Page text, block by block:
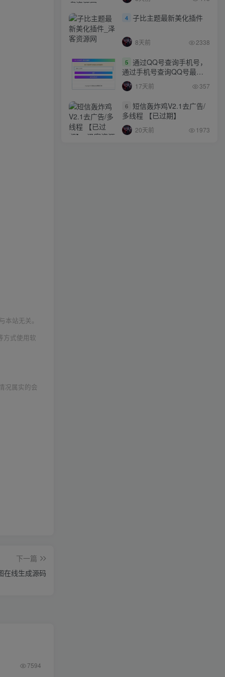
站无关。
方式使用软
况属实的会
下一篇
在线生成源码
7594
4 子比主题最新美化插件
8天前 2338
5 通过QQ号查询手机号，
通过手机号查询QQ号最新
网站源码
17天前 357
6 短信轰炸鸡V2.1去广告/
多线程 【已过期】
20天前 1973